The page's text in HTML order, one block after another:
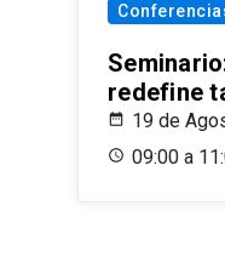
redefine
19 de
09:00 a